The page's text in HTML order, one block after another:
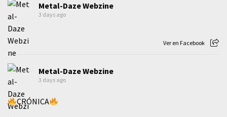
Metal-Daze Webzine
3 days ago
Ver en Facebook
Metal-Daze Webzine
3 days ago
CRÓNICA